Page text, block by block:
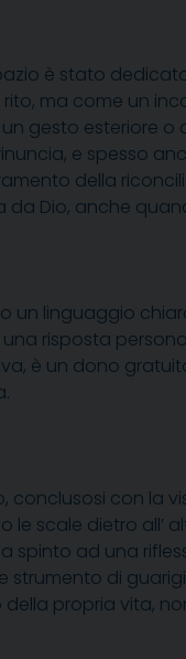
è stato
rito, ma come un
gesto esteriore o
e spesso
della
da Dio, anche
un linguaggio
risposta
è un dono
conclusosi con la
le scale dietro all’
spinto ad una
di
propria vita,